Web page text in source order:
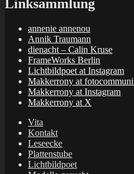
Linksammlung
annenie annenou
Annik Traumann
dienacht – Calin Kruse
FrameWorks Berlin
Lichtbildpoet at Instagram
Makkerrony at
Makkerrony at Instagram
Makkerrony at X
Vita
Kontakt
Leseecke
Plattenstube
Lichtbildpoet